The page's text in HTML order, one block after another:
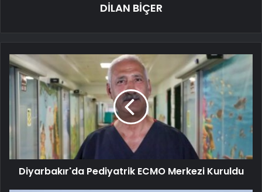
DİLAN BİÇER
Diyarbakır'da Pediyatrik ECMO Merkezi Kuruldu